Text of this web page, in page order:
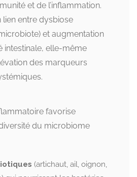
et de l’inflammation.
lien entre dysbiose
et augmentation
intestinale, elle-même
des marqueurs
favorise
du microbiome
(artichaut, ail, oignon,